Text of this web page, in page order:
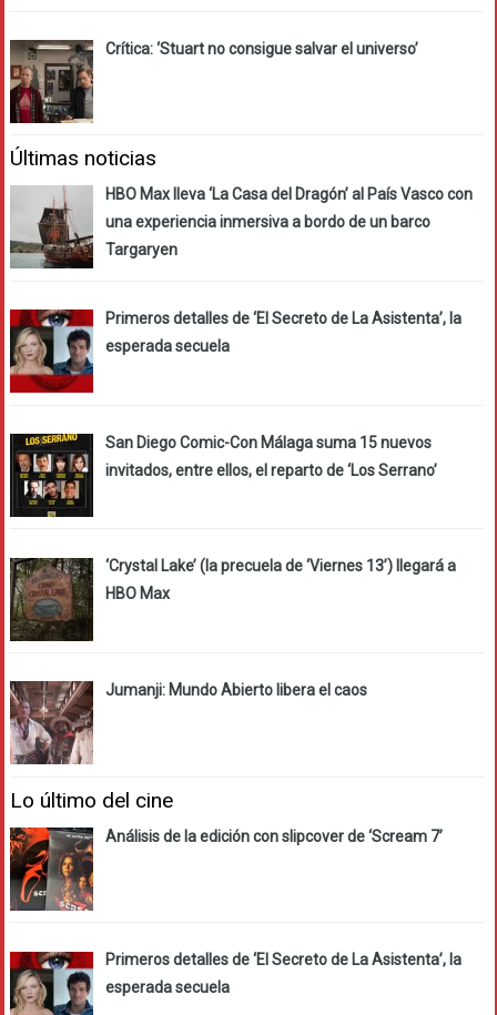
Crítica: ‘Stuart no consigue salvar el universo’
Últimas noticias
HBO Max lleva ‘La Casa del Dragón’ al País Vasco con
una experiencia inmersiva a bordo de un barco
Targaryen
Primeros detalles de ‘El Secreto de La Asistenta’, la
esperada secuela
San Diego Comic-Con Málaga suma 15 nuevos
invitados, entre ellos, el reparto de ‘Los Serrano’
‘Crystal Lake’ (la precuela de ‘Viernes 13’) llegará a
HBO Max
Jumanji: Mundo Abierto libera el caos
Lo último del cine
Análisis de la edición con slipcover de ‘Scream 7’
Primeros detalles de ‘El Secreto de La Asistenta’, la
esperada secuela